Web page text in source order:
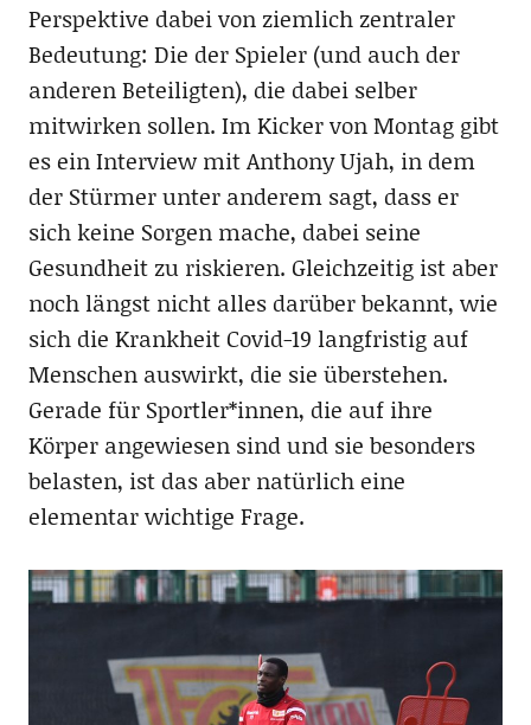
Perspektive dabei von ziemlich zentraler
Bedeutung: Die der Spieler (und auch der
anderen Beteiligten), die dabei selber
mitwirken sollen. Im Kicker von Montag gibt
es ein Interview mit Anthony Ujah, in dem
der Stürmer unter anderem sagt, dass er
sich keine Sorgen mache, dabei seine
Gesundheit zu riskieren. Gleichzeitig ist aber
noch längst nicht alles darüber bekannt, wie
sich die Krankheit Covid-19 langfristig auf
Menschen auswirkt, die sie überstehen.
Gerade für Sportler*innen, die auf ihre
Körper angewiesen sind und sie besonders
belasten, ist das aber natürlich eine
elementar wichtige Frage.